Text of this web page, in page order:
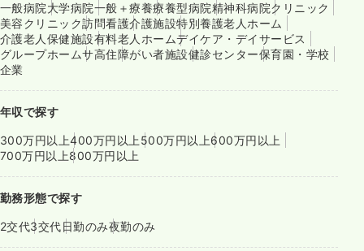
一般病院大学病院一般＋療養療養型病院精神科病院クリニック
美容クリニック訪問看護介護施設特別養護老人ホーム
介護老人保健施設有料老人ホームデイケア・デイサービス
グループホームサ高住障がい者施設健診センター保育園・学校
企業
年収で探す
300万円以上400万円以上500万円以上600万円以上
700万円以上800万円以上
勤務形態で探す
2交代3交代日勤のみ夜勤のみ